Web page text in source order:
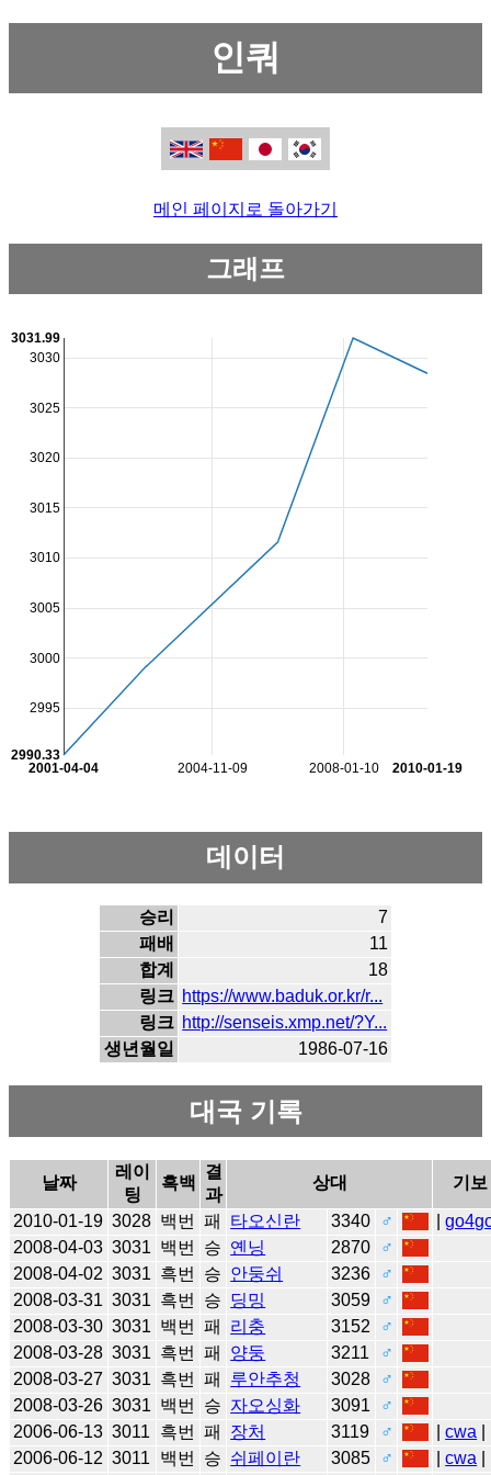
인쿼
메인 페이지로 돌아가기
그래프
2004-11-09 2008-01-10
2001-04-04 2010-01-19
2995
3000
3005
3010
3015
3020
3025
3030
2990.33
3031.99
데이터
승리
7
패배
11
합계
18
링크 https://www.baduk.or.kr/r...
링크 http://senseis.xmp.net/?Y...
생년월일
1986-07-16
대국 기록
날짜
레이
팅
흑백
결
과
상대 기보
2010-01-19 3028 백번 패 타오신란 3340 ♂ |
2008-04-03 3031 백번 승 옌닝 2870
♂
2008-04-02 3031 흑번 승 안둥쉬 3236
♂
2008-03-31 3031 흑번 승 딩밍 3059
♂
2008-03-30 3031 백번 패 리충 3152
♂
2008-03-28 3031 흑번 패 양둥 3211
♂
2008-03-27 3031 흑번 패 루안추청 3028
♂
2008-03-26 3031 백번 승 자오싱화 3091
♂
2006-06-13 3011 흑번 패 장처 3119 ♂ |cwa
2006-06-12 3011 백번 승 쉬페이란 3085 ♂ |cwa